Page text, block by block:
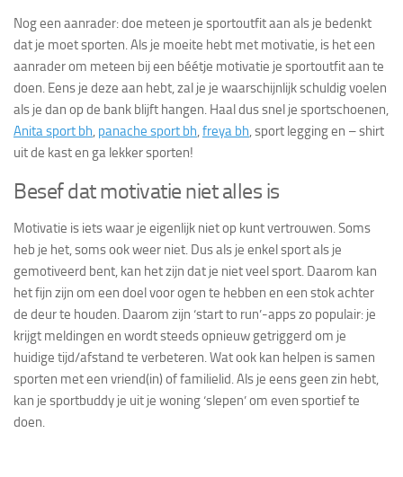
Nog een aanrader: doe meteen je sportoutfit aan als je bedenkt
dat je moet sporten. Als je moeite hebt met motivatie, is het een
aanrader om meteen bij een béétje motivatie je sportoutfit aan te
doen. Eens je deze aan hebt, zal je je waarschijnlijk schuldig voelen
als je dan op de bank blijft hangen. Haal dus snel je sportschoenen,
Anita sport bh, panache sport bh,freya bh, sport legging en – shirt
uit de kast en ga lekker sporten!
Besef dat motivatie niet alles is
Motivatie is iets waar je eigenlijk niet op kunt vertrouwen. Soms
heb je het, soms ook weer niet. Dus als je enkel sport als je
gemotiveerd bent, kan het zijn dat je niet veel sport. Daarom kan
het fijn zijn om een doel voor ogen te hebben en een stok achter
de deur te houden. Daarom zijn ‘start to run’-apps zo populair: je
krijgt meldingen en wordt steeds opnieuw getriggerd om je
huidige tijd/afstand te verbeteren. Wat ook kan helpen is samen
sporten met een vriend(in) of familielid. Als je eens geen zin hebt,
kan je sportbuddy je uit je woning ‘slepen’ om even sportief te
doen.